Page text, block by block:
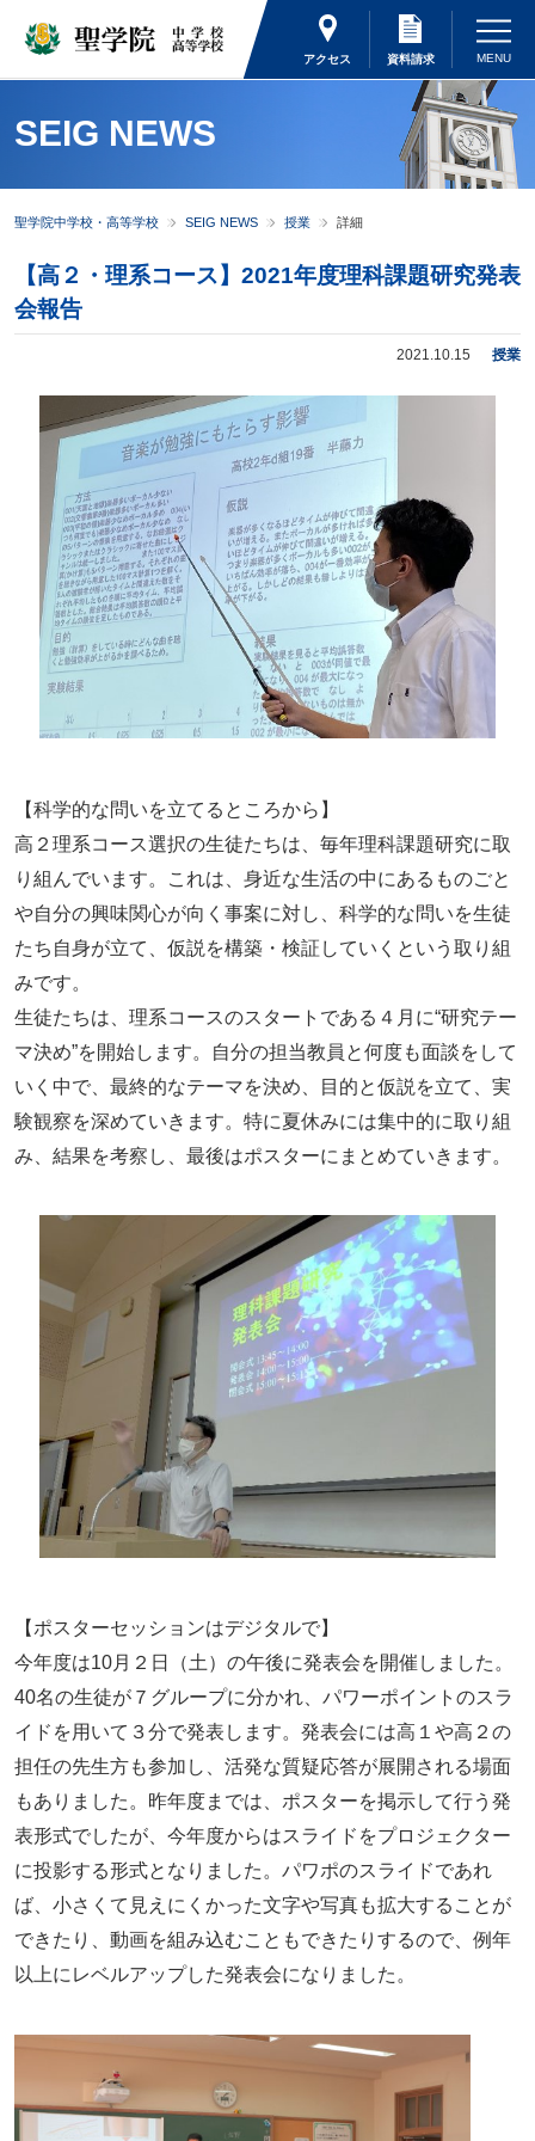
アクセス 資料請求
SEIG NEWS
聖学院中学校・高等学校 SEIG NEWS 授業 詳細
【高２・理系コース】2021年度理科課題研究発表
会報告
2021.10.15 授業
【科学的な問いを立てるところから】
高２理系コース選択の生徒たちは、毎年理科課題研究に取
り組んでいます。これは、身近な生活の中にあるものごと
や自分の興味関心が向く事案に対し、科学的な問いを生徒
たち自身が立て、仮説を構築・検証していくという取り組
みです。
生徒たちは、理系コースのスタートである４月に“研究テー
マ決め”を開始します。自分の担当教員と何度も面談をして
いく中で、最終的なテーマを決め、目的と仮説を立て、実
験観察を深めていきます。特に夏休みには集中的に取り組
み、結果を考察し、最後はポスターにまとめていきます。
【ポスターセッションはデジタルで】
今年度は10月２日（土）の午後に発表会を開催しました。
40名の生徒が７グループに分かれ、パワーポイントのスラ
イドを用いて３分で発表します。発表会には高１や高２の
担任の先生方も参加し、活発な質疑応答が展開される場面
もありました。昨年度までは、ポスターを掲示して行う発
表形式でしたが、今年度からはスライドをプロジェクター
に投影する形式となりました。パワポのスライドであれ
ば、小さくて見えにくかった文字や写真も拡大することが
できたり、動画を組み込むこともできたりするので、例年
以上にレベルアップした発表会になりました。